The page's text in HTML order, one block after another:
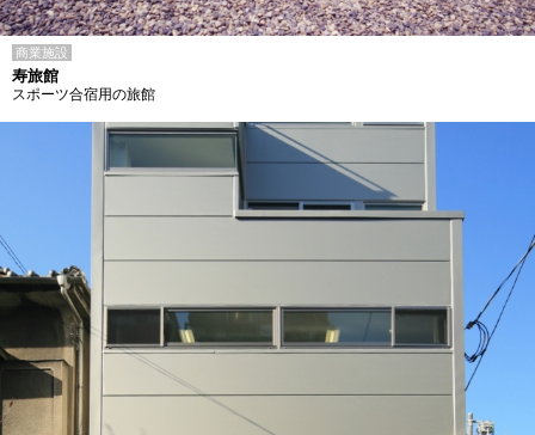
商業施設
寿旅館
スポーツ合宿用の旅館